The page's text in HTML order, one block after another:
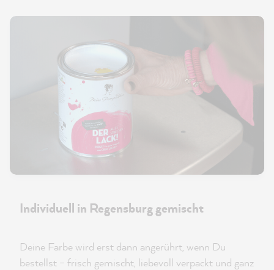
Individuell in Regensburg gemischt
Deine Farbe wird erst dann angerührt, wenn Du
bestellst – frisch gemischt, liebevoll verpackt und ganz